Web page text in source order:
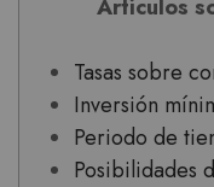
Artículos
Tasas sobre
Inversión
Periodo de
Posibilidades